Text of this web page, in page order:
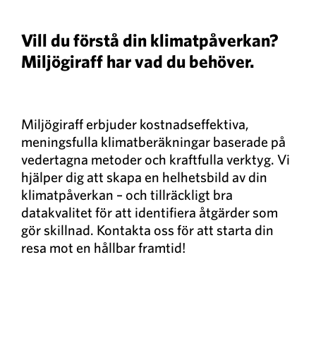
Vill du förstå din klimatpåverkan?
Miljögiraff har vad du behöver.
Miljögiraff erbjuder kostnadseffektiva,
meningsfulla klimatberäkningar baserade på
vedertagna metoder och kraftfulla verktyg. Vi
hjälper dig att skapa en helhetsbild av din
klimatpåverkan – och tillräckligt bra
datakvalitet för att identifiera åtgärder som
gör skillnad. Kontakta oss för att starta din
resa mot en hållbar framtid!